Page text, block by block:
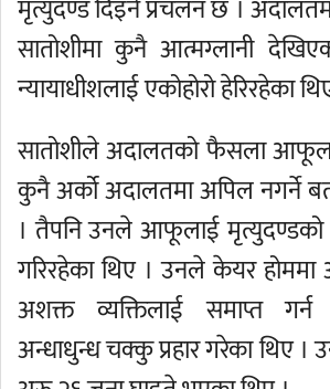
मृत्युदण्ड दिइने प्रचलन छ ।
सातोशीमा कुनै आत्मग्लानी
न्यायाधीशलाई एकोहोरो हेरिरहेका
सातोशीले अदालतको फैसला
कुनै अर्को अदालतमा अपिल नगर्ने
। तैपनि उनले आफूलाई मृत्युदण्डको
गरिरहेका थिए । उनले केयर
अशक्त व्यक्तिलाई समाप्त
अन्धाधुन्ध चक्कु प्रहार गरेका थिए